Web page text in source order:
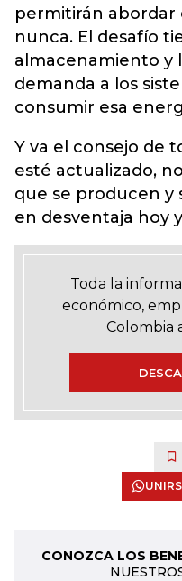
permitirán
nunca. El desafío
almacenamiento y
demanda a los
consumir esa
Y va el consejo de
esté actualizado,
que se producen y
en desventaja hoy
Toda la
económico,
Colombia
CONOZCA LOS